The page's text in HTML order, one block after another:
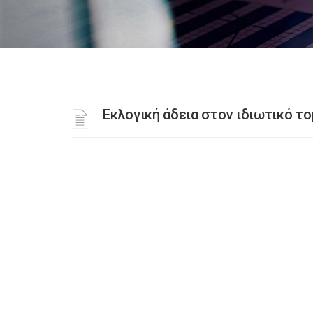
Εκλογική άδεια στον ιδιωτικό